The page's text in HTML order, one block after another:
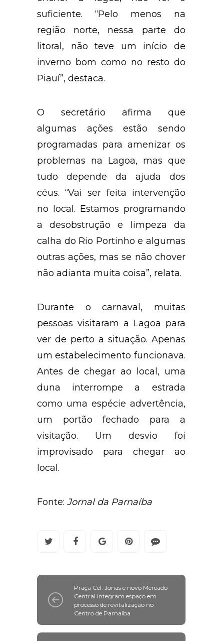
suficiente. “Pelo menos na
região norte, nessa parte do
litoral, não teve um início de
inverno bom como no resto do
Piauí”, destaca.
O secretário afirma que
algumas ações estão sendo
programadas para amenizar os
problemas na Lagoa, mas que
tudo depende da ajuda dos
céus. “Vai ser feita intervenção
no local. Estamos programando
a desobstrução e limpeza da
calha do Rio Portinho e algumas
outras ações, mas se não chover
não adianta muita coisa”, relata.
Durante o carnaval, muitas
pessoas visitaram a Lagoa para
ver de perto a situação. Apenas
um estabelecimento funcionava.
Antes de chegar ao local, uma
duna interrompe a estrada
como uma espécie advertência,
um portão fechado para a
visitação. Um desvio foi
improvisado para chegar ao
local.
Fonte: Jornal da Parnaíba
Praça Cel. Jonas e novo Mercado
Central integram espaço em
processo de revitalização no
Centro de Parnaíba